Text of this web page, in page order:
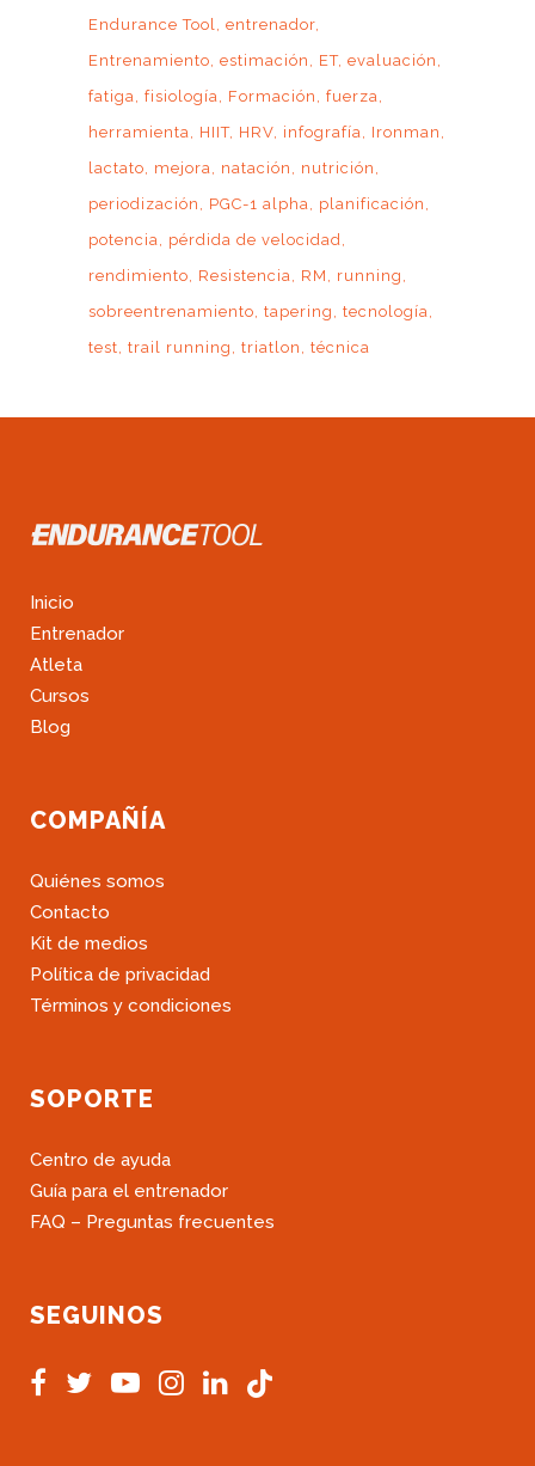
Endurance Tool entrenador
Entrenamiento estimación ET evaluación
fatiga fisiología Formación
fuerza
herramienta
HIIT HRV infografía
Ironman
lactato
mejora natación
nutrición
periodización
PGC-1 alpha
planificación
potencia
pérdida de velocidad
rendimiento
Resistencia RM
running
sobreentrenamiento tapering
tecnología
test trail running triatlon técnica
Inicio
Entrenador
Atleta
Cursos
Blog
COMPAÑÍA
Quiénes somos
Contacto
Kit de medios
Política de privacidad
Términos y condiciones
SOPORTE
Centro de ayuda
Guía para el entrenador
FAQ – Preguntas frecuentes
SEGUINOS